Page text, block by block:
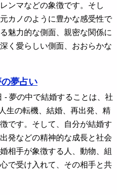
ンマなどの象徴です。そし
カノのように豊かな感受性で
魅力的な側面、親密な関係に
く愛らしい側面、おおらかな
夢占い
- 夢の中で結婚することは、社
生の転機、結婚、再出発、精
です。そして、自分が結婚す
発などの精神的な成長と社会
相手が象徴する人、動物、組
で受け入れて、その相手と共